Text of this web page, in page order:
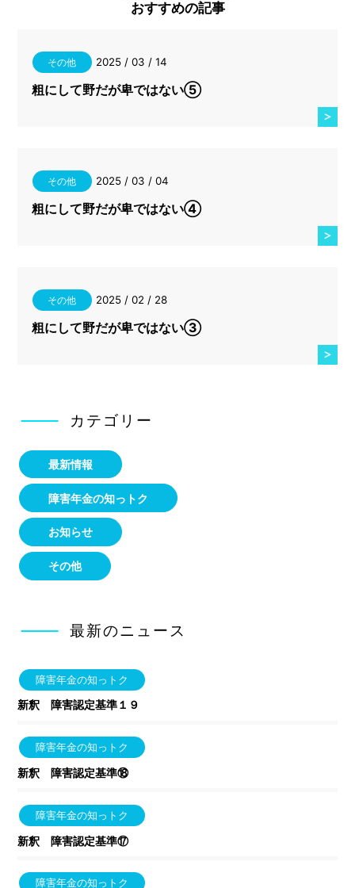
おすすめの記事
その他 2025 / 03 / 14
粗にして野だが卑ではない⑤
その他 2025 / 03 / 04
粗にして野だが卑ではない④
その他 2025 / 02 / 28
粗にして野だが卑ではない③
カテゴリー
最新情報
障害年金の知っトク
お知らせ
その他
最新のニュース
障害年金の知っトク
新釈 障害認定基準１９
障害年金の知っトク
新釈 障害認定基準⑱
障害年金の知っトク
新釈 障害認定基準⑰
障害年金の知っトク